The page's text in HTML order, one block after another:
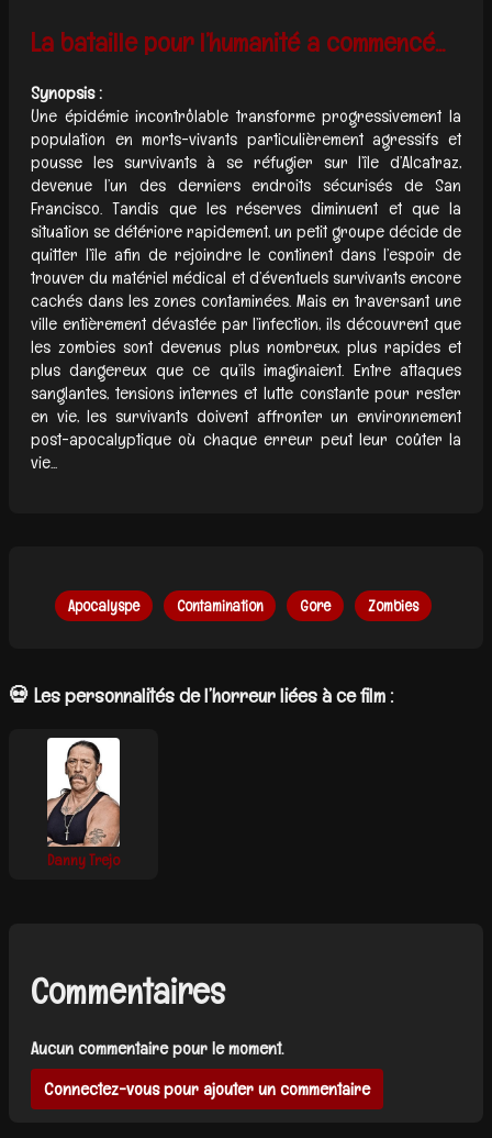
La bataille pour l’humanité a commencé...
Synopsis :
Une épidémie incontrôlable transforme progressivement la
population en morts-vivants particulièrement agressifs et
pousse les survivants à se réfugier sur l’île d’Alcatraz,
devenue l’un des derniers endroits sécurisés de San
Francisco. Tandis que les réserves diminuent et que la
situation se détériore rapidement, un petit groupe décide de
quitter l’île afin de rejoindre le continent dans l’espoir de
trouver du matériel médical et d’éventuels survivants encore
cachés dans les zones contaminées. Mais en traversant une
ville entièrement dévastée par l’infection, ils découvrent que
les zombies sont devenus plus nombreux, plus rapides et
plus dangereux que ce qu’ils imaginaient. Entre attaques
sanglantes, tensions internes et lutte constante pour rester
en vie, les survivants doivent affronter un environnement
post-apocalyptique où chaque erreur peut leur coûter la
vie...
Apocalyspe Contamination Gore Zombies
💀 Les personnalités de l’horreur liées à ce film :
Danny Trejo
Commentaires
Aucun commentaire pour le moment.
Connectez-vous pour ajouter un commentaire